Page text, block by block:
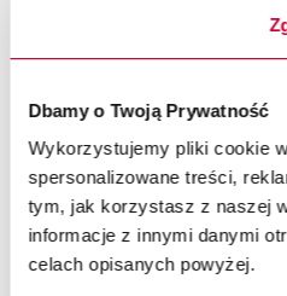
Dbamy o Twoją Prywatność
Wykorzystujemy pliki cookie
spersonalizowane treści,
tym, jak korzystasz z naszej
informacje z innymi danymi
celach opisanych powyżej.